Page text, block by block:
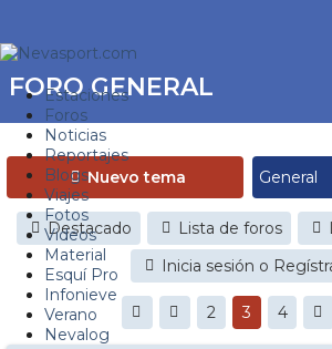
Estaciones
Foros
Noticias
Reportajes
Blogs
Viajes
Fotos
Videos
Material
Esquí Pro
Infonieve
Verano
Nevalog
FORO GENERAL
Nuevo tema
Destacado Lista de foros
Inicia sesión o
2 3 4